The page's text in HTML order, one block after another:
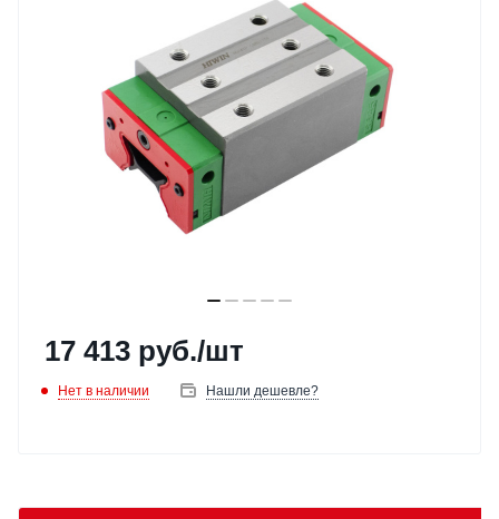
17 413 руб./шт
Нет в наличии Нашли дешевле?